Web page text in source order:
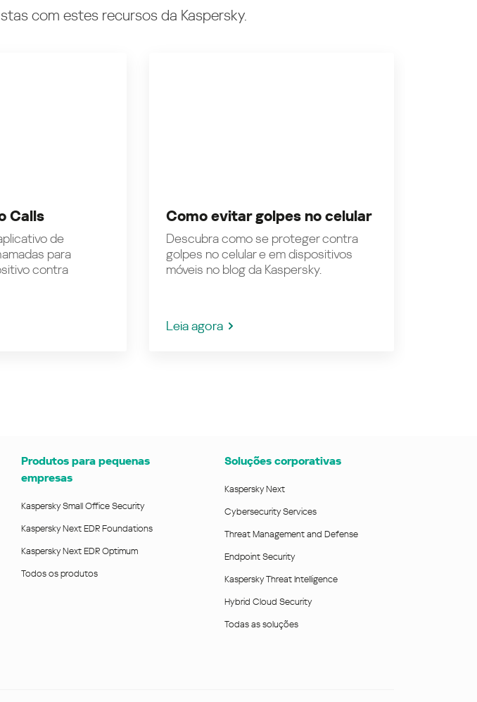
com estes recursos da Kaspersky.
Calls
de
para
contra
Como evitar golpes no celular
Descubra como se proteger contra
golpes no celular e em dispositivos
móveis no blog da Kaspersky.
Leia agora
Produtos para pequenas
empresas
Kaspersky Small Office Security
Kaspersky Next EDR Foundations
Kaspersky Next EDR Optimum
Todos os produtos
Soluções corporativas
Kaspersky Next
Cybersecurity Services
Threat Management and Defense
Endpoint Security
Kaspersky Threat Intelligence
Hybrid Cloud Security
Todas as soluções